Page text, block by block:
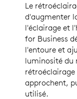
Le
d'augmenter
l'éclairage et
for Business
l'entoure et
luminosité du
rétroéclairage
approchent,
utilisé.